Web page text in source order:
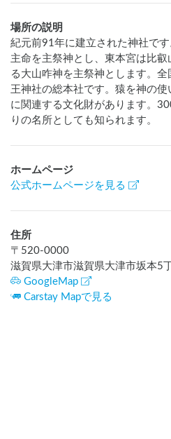
場所の説明
紀元前91年に建立された神社で
主命を主祭神とし、東本宮は比
る大山咋神を主祭神とします。
王神社の総本社です。猿を神の
に関連する文化財があります。
りの名所としても知られます。
ホームページ
公式ホームページを見る
住所
〒 520-0000
滋賀県大津市滋賀県大津市坂本5
GoogleMap
Carstay Mapで見る